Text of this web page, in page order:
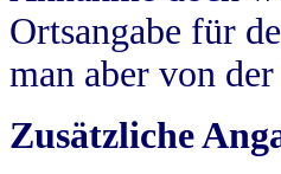
Ortsangabe für
man aber von
Zusätzliche